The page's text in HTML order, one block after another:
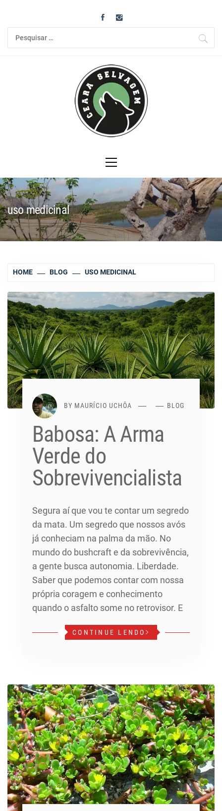
content
Pesquisar
por:
Menu
uso medicinal
HOME BLOG USO MEDICINAL
BY MAURÍCIO UCHÔA BLOG
Babosa: A Arma
Verde do
Sobrevivencialista
Segura aí que vou te contar um segredo
da mata. Um segredo que nossos avós
já conheciam na palma da mão. No
mundo do bushcraft e da sobrevivência,
a gente busca autonomia. Liberdade.
Saber que podemos contar com nossa
própria coragem e conhecimento
quando o asfalto some no retrovisor. E
CONTINUE LENDO